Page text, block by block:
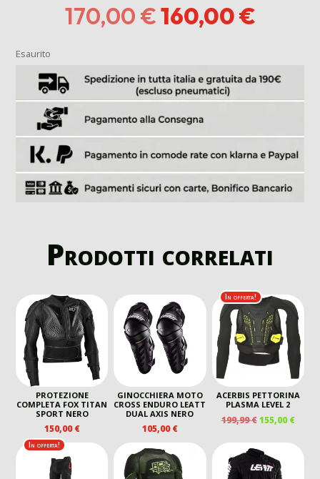
170,00 €Il
prezzo
170,00 €.
160,00€Il
Esaurito
Prodotti correlati
PROTEZIONE
COMPLETA FOX TITAN
SPORT NERO
150,00€
GINOCCHIERA MOTO
CROSS ENDURO LEATT
DUAL AXIS NERO
105,00€
In offerta!
ACERBIS PETTORINA
PLASMA LEVEL 2
199,99€ IL
ORIGINALE
ERA:
199,99 €.
155,00€IL
In offerta!